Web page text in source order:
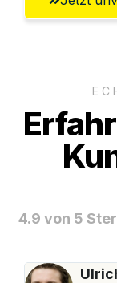
4.9 von 5